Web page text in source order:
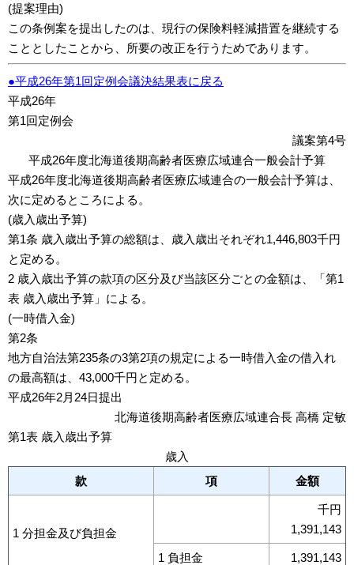
(提案理由)
この条例案を提出したのは、現行の保険料軽減措置を継続する
こととしたことから、所要の改正を行うためであります。
●平成26年第1回定例会議決結果表に戻る
平成26年
第1回定例会
議案第4号
平成26年度北海道後期高齢者医療広域連合一般会計予算
平成26年度北海道後期高齢者医療広域連合の一般会計予算は、
次に定めるところによる。
(歳入歳出予算)
第1条 歳入歳出予算の総額は、歳入歳出それぞれ1,446,803千円
と定める。
2 歳入歳出予算の款項の区分及び当該区分ごとの金額は、「第1
表 歳入歳出予算」による。
(一時借入金)
第2条
地方自治法第235条の3第2項の規定による一時借入金の借入れ
の最高額は、43,000千円と定める。
平成26年2月24日提出
北海道後期高齢者医療広域連合長 高橋 定敏
第1表 歳入歳出予算
歳入
款
項 金額
1 分担金及び負担金
千円
1,391,143
1 負担金 1,391,143